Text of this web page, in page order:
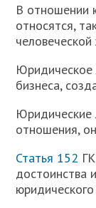
В отношении
относятся,
Юридическое
бизнеса,
Юридические
отношения,
Статья 152
достоинства